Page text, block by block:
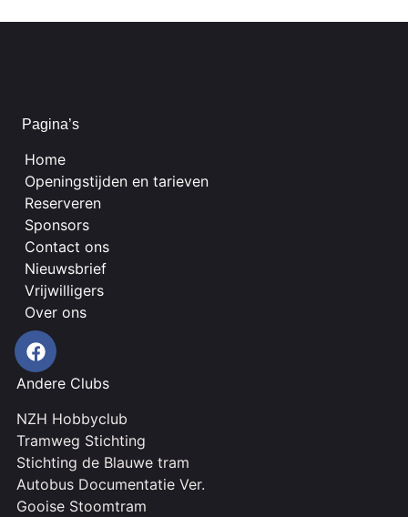
Pagina’s
Home
Openingstijden en tarieven
Reserveren
Sponsors
Contact ons
Nieuwsbrief
Vrijwilligers
Over ons
Andere Clubs
NZH Hobbyclub
Tramweg Stichting
Stichting de Blauwe tram
Autobus Documentatie Ver.
Gooise Stoomtram